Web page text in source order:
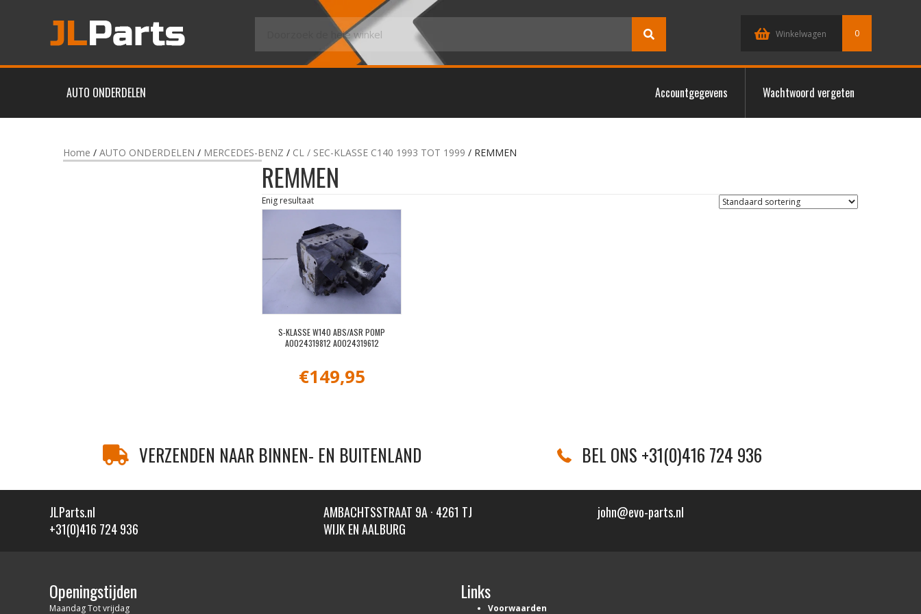
Winkelwagen 0
AUTO ONDERDELEN Accountgegevens Wachtwoord vergeten
Home / AUTO ONDERDELEN / MERCEDES-BENZ / CL / SEC-KLASSE C140 1993 TOT 1999 / REMMEN
REMMEN
Enig resultaat
S-KLASSE W140 ABS/ASR POMP
A0024319812 A0024319612
€149,95
VERZENDEN NAAR BINNEN- EN BUITENLAND BEL ONS +31(0)416 724 936
JLParts.nl
+31(0)416 724 936
AMBACHTSSTRAAT 9A · 4261 TJ
WIJK EN AALBURG
john@evo-parts.nl
Openingstijden
Maandag Tot vrijdag
Links
Voorwaarden